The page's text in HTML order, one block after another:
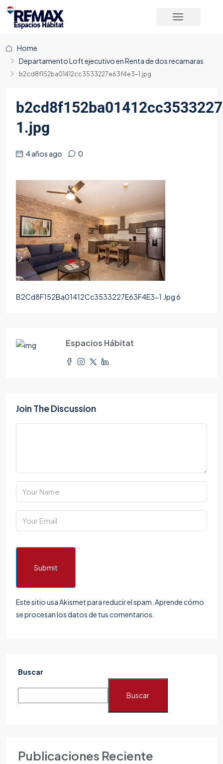
Home
Departamento Loft ejecutivo en Renta de dos recamaras
b2cd8f152ba01412cc3533227e63f4e3-1.jpg
1.jpg
4 años ago 0
B2Cd8F152Ba01412Cc3533227E63F4E3-1.Jpg 6
Espacios Hábitat
Join The Discussion
Submit
Este sitio usa Akismet para reducir el spam. Aprende cómo
se procesan los datos de tus comentarios.
Buscar
Buscar
Publicaciones Reciente